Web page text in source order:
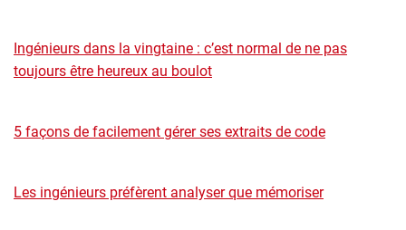
Ingénieurs dans la vingtaine : c’est normal de ne pas
toujours être heureux au boulot
5 façons de facilement gérer ses extraits de code
Les ingénieurs préfèrent analyser que mémoriser